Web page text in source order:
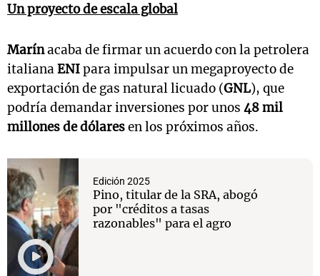
Un proyecto de escala global
Marínacaba de firmar un acuerdo con la petrolera
italianaENIpara impulsar un megaproyecto de
exportación de gas natural licuado (GNL), que
podría demandar inversiones por unos 48 mil
millones de dólaresen los próximos años.
Edición 2025
Pino, titular de la SRA, abogó
por "créditos a tasas
razonables" para el agro